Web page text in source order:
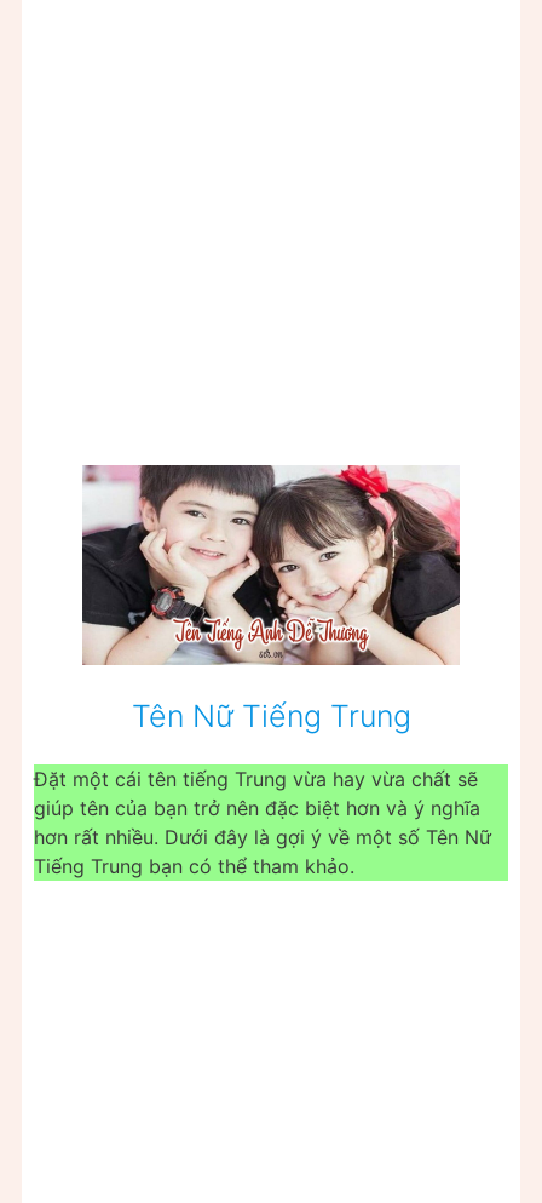
Tên Nữ Tiếng Trung
Đặt một cái tên tiếng Trung vừa hay vừa chất sẽ
giúp tên của bạn trở nên đặc biệt hơn và ý nghĩa
hơn rất nhiều. Dưới đây là gợi ý về một số Tên Nữ
Tiếng Trung bạn có thể tham khảo.